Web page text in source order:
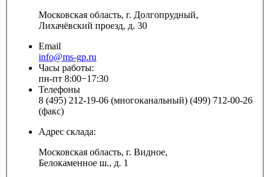
Московская область, г. Долгопрудный,
Лихачёвский проезд, д. 30
Email
info@ms-gp.ru
Часы работы:
пн-пт 8:00−17:30
Телефоны
8 (495) 212-19-06 (многоканальный) (499) 712-00-26
(факс)
Адрес склада:
Московская область, г. Видное,
Белокаменное ш., д. 1